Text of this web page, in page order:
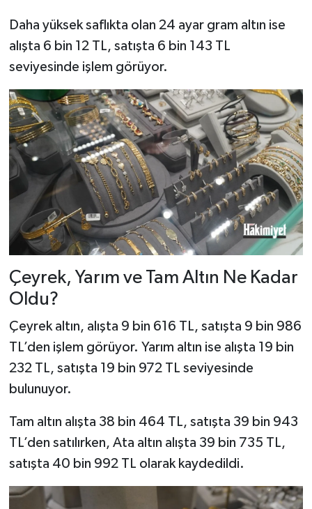
Daha yüksek saflıkta olan 24 ayar gram altın ise
alışta 6 bin 12 TL, satışta 6 bin 143 TL
seviyesinde işlem görüyor.
Çeyrek, Yarım ve Tam Altın Ne Kadar
Oldu?
Çeyrek altın, alışta 9 bin 616 TL, satışta 9 bin 986
TL’den işlem görüyor. Yarım altın ise alışta 19 bin
232 TL, satışta 19 bin 972 TL seviyesinde
bulunuyor.
Tam altın alışta 38 bin 464 TL, satışta 39 bin 943
TL’den satılırken, Ata altın alışta 39 bin 735 TL,
satışta 40 bin 992 TL olarak kaydedildi.